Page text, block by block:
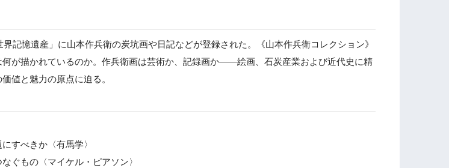
記憶遺産」に山本作兵衛の炭坑画や日記などが登録された。《山本作兵衛コレクション》
何が描かれているのか。作兵衛画は芸術か、記録画か――絵画、石炭産業および近代史に精
値と魅力の原点に迫る。
すべきか〈有馬学〉
ぐもの〈マイケル・ピアソン〉